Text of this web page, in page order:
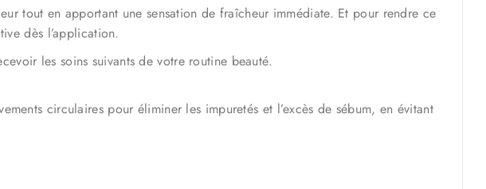
tout en apportant une sensation de fraîcheur immédiate. Et pour rendre ce
dès l’application.
les soins suivants de votre routine beauté.
circulaires pour éliminer les impuretés et l’excès de sébum, en évitant